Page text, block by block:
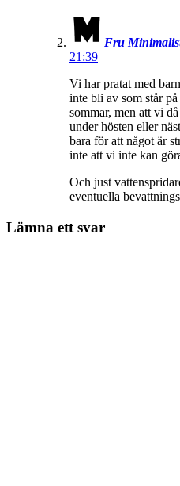
Fru
21:39
Vi har pratat med
inte bli av som står
sommar, men att vi
under hösten eller
bara för att något är
inte att vi inte kan
Och just
eventuella
Lämna ett svar